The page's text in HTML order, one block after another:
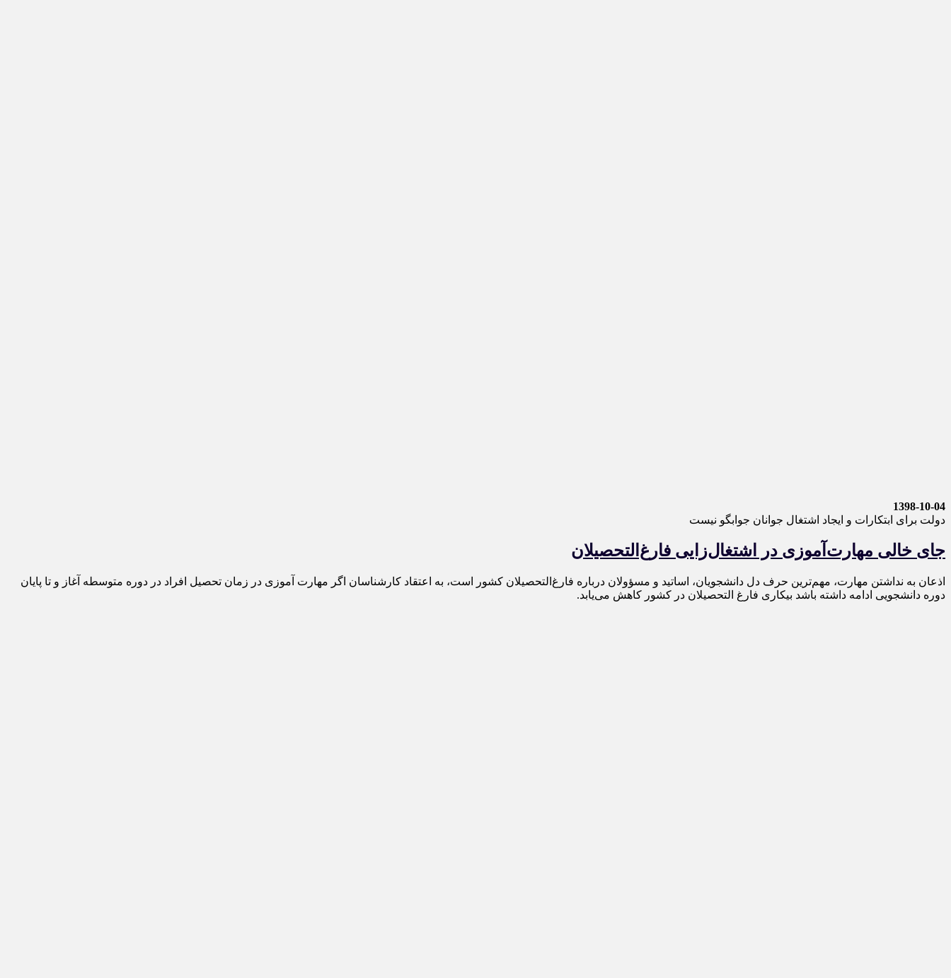
1398-10-04
دولت برای ابتکارات و ایجاد اشتغال جوانان جوابگو نیست
جای خالی مهارت‌آموزی در اشتغال‌زایی فارغ‌التحصیلان
اذعان به نداشتن مهارت، مهم‌ترین حرف دل دانشجویان، اساتید و مسؤولان درباره فارغ‌التحصیلان کشور است، به اعتقاد کارشناسان اگر مهارت آموزی در زمان تحصیل افراد در دوره متوسطه آغاز و تا پایان
دوره دانشجویی ادامه داشته باشد بیکاری فارغ التحصیلان در کشور کاهش می‌یابد.